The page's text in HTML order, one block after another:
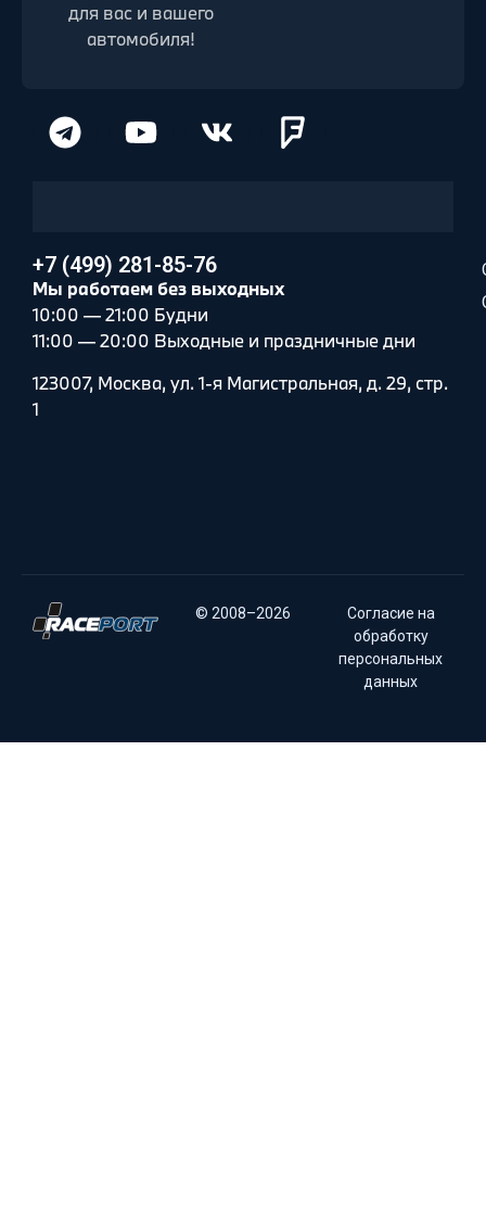
для вас и вашего
автомобиля!
+7 (499) 281-85-76
Мы работаем без выходных
10:00 — 21:00 Будни
11:00 — 20:00 Выходные и праздничные дни
123007, Москва, ул. 1-я Магистральная, д. 29, стр.
1
© 2008–2026
Согласие на
обработку
персональных
данных